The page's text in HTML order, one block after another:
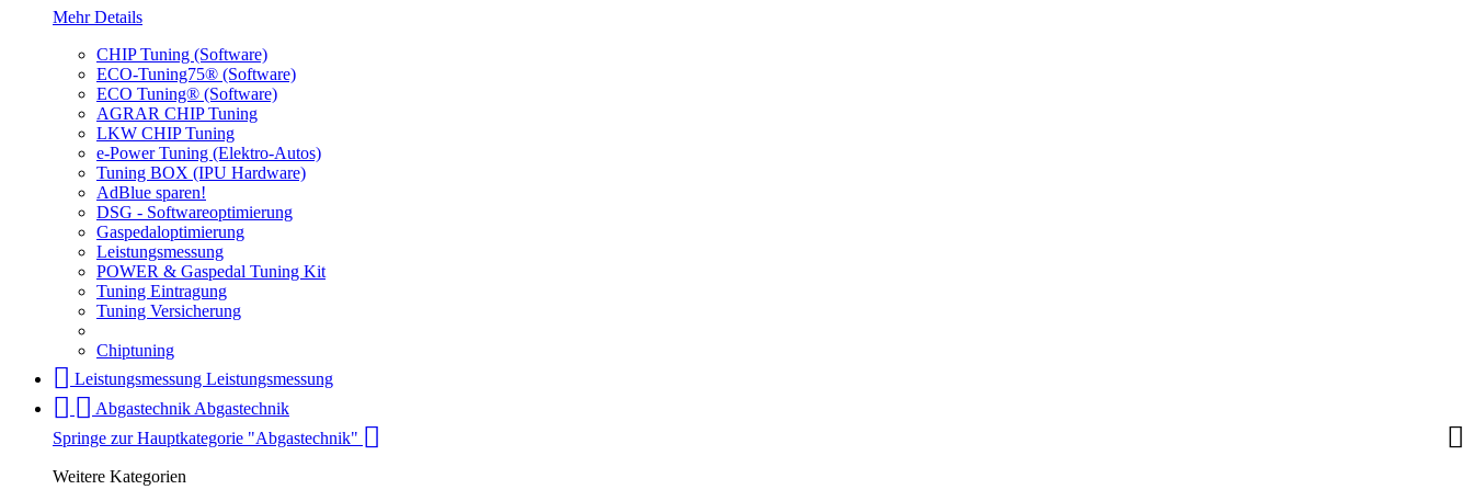
Mehr Details
CHIP Tuning (Software)
ECO-Tuning75® (Software)
ECO Tuning® (Software)
AGRAR CHIP Tuning
LKW CHIP Tuning
e-Power Tuning (Elektro-Autos)
Tuning BOX (IPU Hardware)
AdBlue sparen!
DSG - Softwareoptimierung
Gaspedaloptimierung
Leistungsmessung
POWER & Gaspedal Tuning Kit
Tuning Eintragung
Tuning Versicherung
Chiptuning
Leistungsmessung Leistungsmessung
Abgastechnik Abgastechnik
Springe zur Hauptkategorie "Abgastechnik"
Weitere Kategorien